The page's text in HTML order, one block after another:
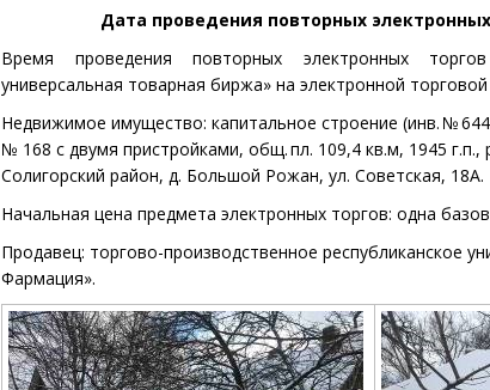
Дата проведения повторных
Время проведения повторных электронных
универсальная товарная биржа» на электронной
Недвижимое имущество: капитальное строение (инв. №
№ 168 с двумя пристройками, общ. пл. 109,4 кв.м, 1945
Солигорский район, д. Большой Рожан, ул. Советская, 18А.
Начальная цена предмета электронных торгов: одна
Продавец: торгово-производственное республиканское
Фармация».